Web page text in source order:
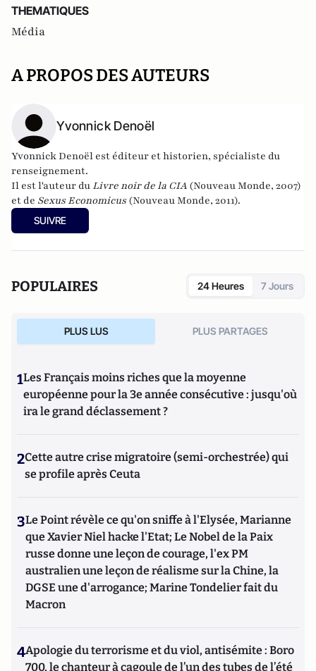
THEMATIQUES
Média
A PROPOS DES AUTEURS
Yvonnick Denoël
Yvonnick Denoël est éditeur et historien, spécialiste du
renseignement.
Il est l'auteur du Livre noir de la CIA (Nouveau Monde, 2007)
et de Sexus Economicus(Nouveau Monde, 2011).
SUIVRE
POPULAIRES 24 Heures 7 Jours
PLUS LUS PLUS PARTAGES
1Les Français moins riches que la moyenne
européenne pour la 3e année consécutive : jusqu'où
ira le grand déclassement ?
2Cette autre crise migratoire (semi-orchestrée) qui
se profile après Ceuta
3Le Point révèle ce qu'on sniffe à l'Elysée, Marianne
que Xavier Niel hacke l'Etat; Le Nobel de la Paix
russe donne une leçon de courage, l'ex PM
australien une leçon de réalisme sur la Chine, la
DGSE une d'arrogance; Marine Tondelier fait du
Macron
4Apologie du terrorisme et du viol, antisémite : Boro
700, le chanteur à cagoule de l’un des tubes de l’été